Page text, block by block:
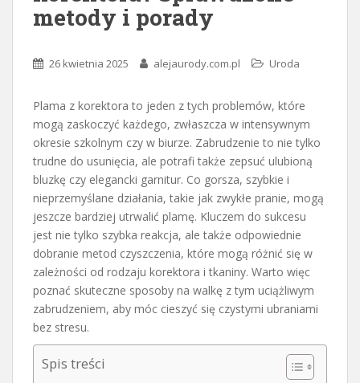
metody i porady
26 kwietnia 2025 alejaurody.com.pl Uroda
Plama z korektora to jeden z tych problemów, które
mogą zaskoczyć każdego, zwłaszcza w intensywnym
okresie szkolnym czy w biurze. Zabrudzenie to nie tylko
trudne do usunięcia, ale potrafi także zepsuć ulubioną
bluzkę czy elegancki garnitur. Co gorsza, szybkie i
nieprzemyślane działania, takie jak zwykłe pranie, mogą
jeszcze bardziej utrwalić plamę. Kluczem do sukcesu
jest nie tylko szybka reakcja, ale także odpowiednie
dobranie metod czyszczenia, które mogą różnić się w
zależności od rodzaju korektora i tkaniny. Warto więc
poznać skuteczne sposoby na walkę z tym uciążliwym
zabrudzeniem, aby móc cieszyć się czystymi ubraniami
bez stresu.
Spis treści